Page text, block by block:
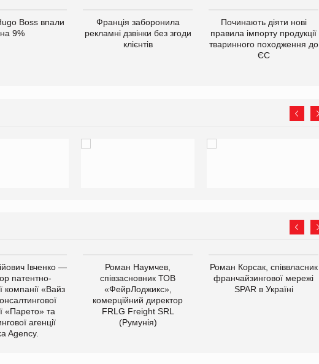
Boss впали
на 9%
Франція заборонила
рекламні дзвінки без згоди
клієнтів
Починають діяти нові
правила імпорту продукції
тваринного походження до
ЄС
Івченко —
патентно-
компанії «Вайз
«Парето» та
агенції
Agency.
Роман Наумчев,
співзасновник ТОВ
«ФейрЛоджикс»,
комерційний директор
FRLG Freight SRL
(Румунія)
Роман Корсак, співвласник
франчайзингової мережі
SPAR в Україні